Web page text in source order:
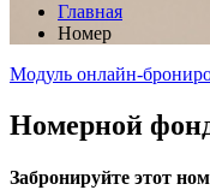
Главная
Номер
Модуль онлайн-
Номерной
Забронируйте этот